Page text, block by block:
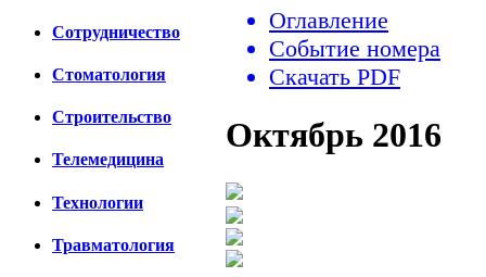
Сотрудничество
Стоматология
Строительство
Телемедицина
Технологии
Травматология
Оглавление
Событие номера
Скачать PDF
Октябрь 2016